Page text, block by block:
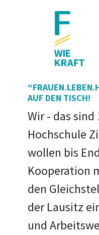
AUF DEN TISCH!
Wir - das
Hochschule
wollen bis
Kooperation
den
der Lausitz
und